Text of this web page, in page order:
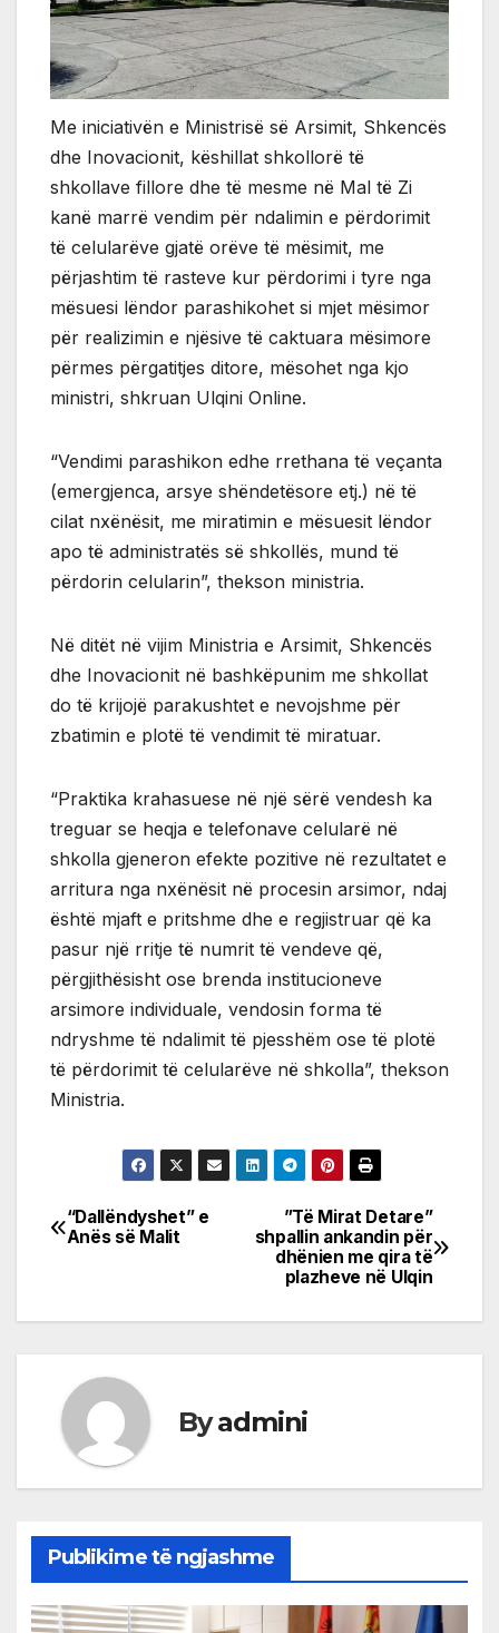
Me iniciativën e Ministrisë së Arsimit, Shkencës
dhe Inovacionit, këshillat shkollorë të
shkollave fillore dhe të mesme në Mal të Zi
kanë marrë vendim për ndalimin e përdorimit
të celularëve gjatë orëve të mësimit, me
përjashtim të rasteve kur përdorimi i tyre nga
mësuesi lëndor parashikohet si mjet mësimor
për realizimin e njësive të caktuara mësimore
përmes përgatitjes ditore, mësohet nga kjo
ministri, shkruan Ulqini Online.
“Vendimi parashikon edhe rrethana të veçanta
(emergjenca, arsye shëndetësore etj.) në të
cilat nxënësit, me miratimin e mësuesit lëndor
apo të administratës së shkollës, mund të
përdorin celularin”, thekson ministria.
Në ditët në vijim Ministria e Arsimit, Shkencës
dhe Inovacionit në bashkëpunim me shkollat ​​
do të krijojë parakushtet e nevojshme për
zbatimin e plotë të vendimit të miratuar.
“Praktika krahasuese në një sërë vendesh ka
treguar se heqja e telefonave celularë në
shkolla gjeneron efekte pozitive në rezultatet e
arritura nga nxënësit në procesin arsimor, ndaj
është mjaft e pritshme dhe e regjistruar që ka
pasur një rritje të numrit të vendeve që,
përgjithësisht ose brenda institucioneve
arsimore individuale, vendosin forma të
ndryshme të ndalimit të pjesshëm ose të plotë
të përdorimit të celularëve në shkolla”, thekson
Ministria.
Post
”Të Mirat Detare”
shpallin ankandin për
dhënien me qira të
plazheve në Ulqin
“Dallëndyshet” e
Anës së Malit
Byadmini
Publikime të ngjashme